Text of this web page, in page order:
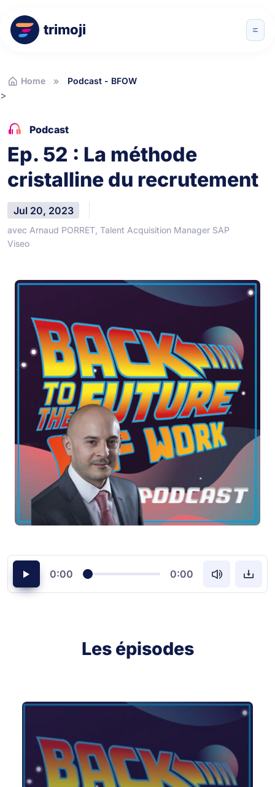
trimoji
Home Podcast - BFOW
>
Podcast
Ep. 52 : La méthode
cristalline du recrutement
Jul 20, 2023
avec Arnaud PORRET, Talent Acquisition Manager SAP
Viseo
0:00 0:00
Les épisodes